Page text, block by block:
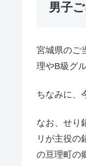
男子
宮城県のご
理やB級グ
ちなみに、
なお、せり
リが主役の
の亘理町の